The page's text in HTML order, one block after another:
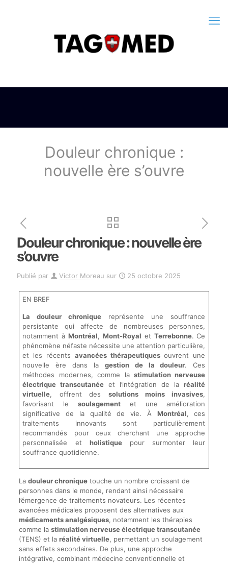
Douleur chronique :
nouvelle ère s’ouvre
Douleur chronique : nouvelle ère
s’ouvre
Publié par Victor Moreau sur 25 octobre 2025
EN BREF
La douleur chronique représente une souffrance
persistante qui affecte de nombreuses personnes,
notamment à Montréal, Mont-Royal et Terrebonne. Ce
phénomène néfaste nécessite une attention particulière,
et les récents avancées thérapeutiquesouvrent une
nouvelle ère dans la gestion de la douleur. Ces
méthodes modernes, comme la stimulation nerveuse
électrique transcutanée et l’intégration de laréalité
virtuelle, offrent des solutions moins invasives,
favorisant le soulagementet une amélioration
significative de la qualité de vie. À Montréal, ces
traitements innovants sont particulièrement
recommandés pour ceux cherchant une approche
personnalisée et holistiquepour surmonter leur
souffrance quotidienne.
La douleur chroniquetouche un nombre croissant de
personnes dans le monde, rendant ainsi nécessaire
l’émergence de traitements novateurs. Les récentes
avancées médicales proposent des alternatives aux
médicaments analgésiques, notamment les thérapies
comme la stimulation nerveuse électrique transcutanée
(TENS) et la réalité virtuelle, permettant un soulagement
sans effets secondaires. De plus, une approche
intégrative, combinant médecine conventionnelle et